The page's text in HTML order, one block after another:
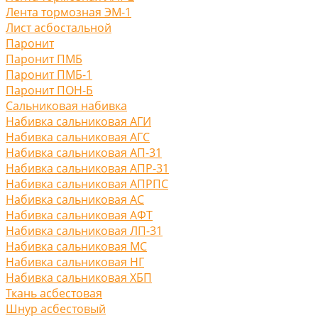
Лента тормозная ЭМ-1
Лист асбостальной
Паронит
Паронит ПМБ
Паронит ПМБ-1
Паронит ПОН-Б
Сальниковая набивка
Набивка сальниковая АГИ
Набивка сальниковая АГС
Набивка сальниковая АП-31
Набивка сальниковая АПР-31
Набивка сальниковая АПРПС
Набивка сальниковая АС
Набивка сальниковая АФТ
Набивка сальниковая ЛП-31
Набивка сальниковая МС
Набивка сальниковая НГ
Набивка сальниковая ХБП
Ткань асбестовая
Шнур асбестовый